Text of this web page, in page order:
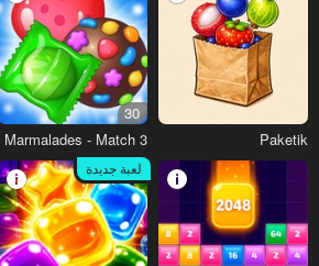
Paketik
30
Marmalades - Match 3
لعبة جديدة